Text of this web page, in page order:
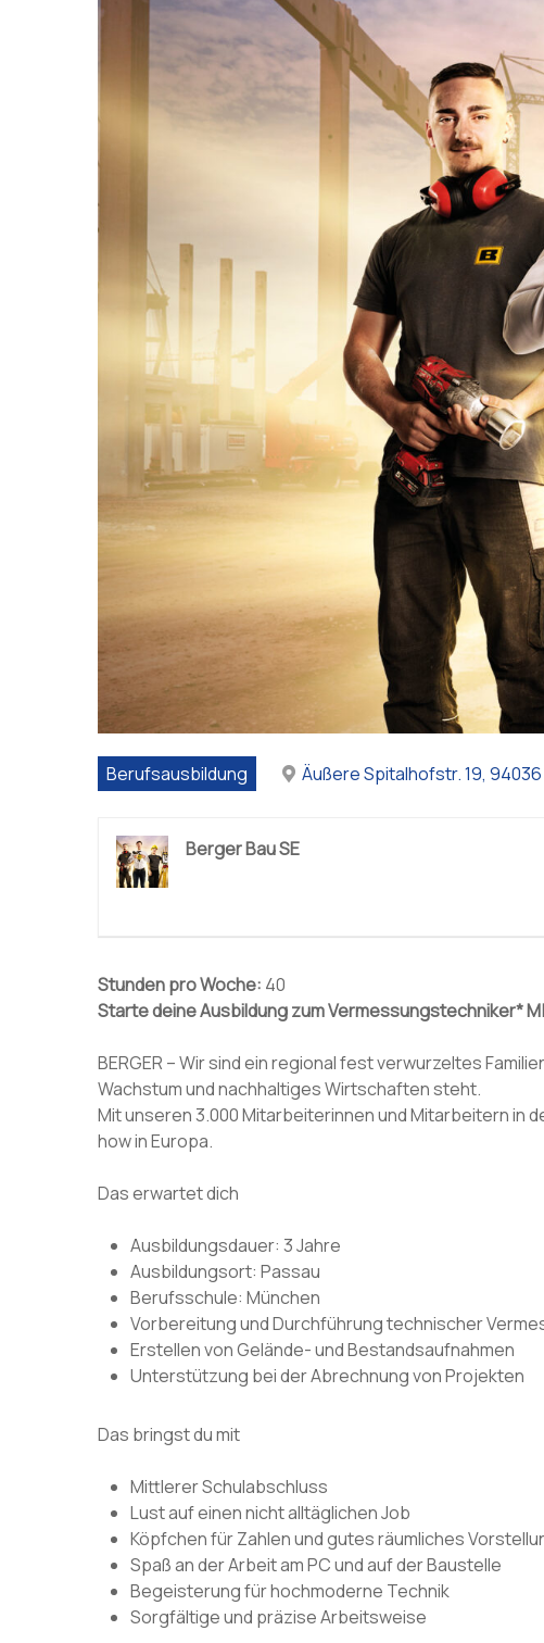
Berufsausbildung Äußere Spitalhofstr. 19,
Berger Bau SE
Stunden pro Woche: 40
Starte deine Ausbildung zum Vermessungstechniker*
BERGER – Wir sind ein regional fest verwurzeltes
Wachstum und nachhaltiges Wirtschaften steht.
Mit unseren 3.000 Mitarbeiterinnen und Mitarbeitern in
how in Europa.
Das erwartet dich
Ausbildungsdauer: 3 Jahre
Ausbildungsort: Passau
Berufsschule: München
Vorbereitung und Durchführung technischer
Erstellen von Gelände- und Bestandsaufnahmen
Unterstützung bei der Abrechnung von Projekten
Das bringst du mit
Mittlerer Schulabschluss
Lust auf einen nicht alltäglichen Job
Köpfchen für Zahlen und gutes räumliches
Spaß an der Arbeit am PC und auf der Baustelle
Begeisterung für hochmoderne Technik
Sorgfältige und präzise Arbeitsweise